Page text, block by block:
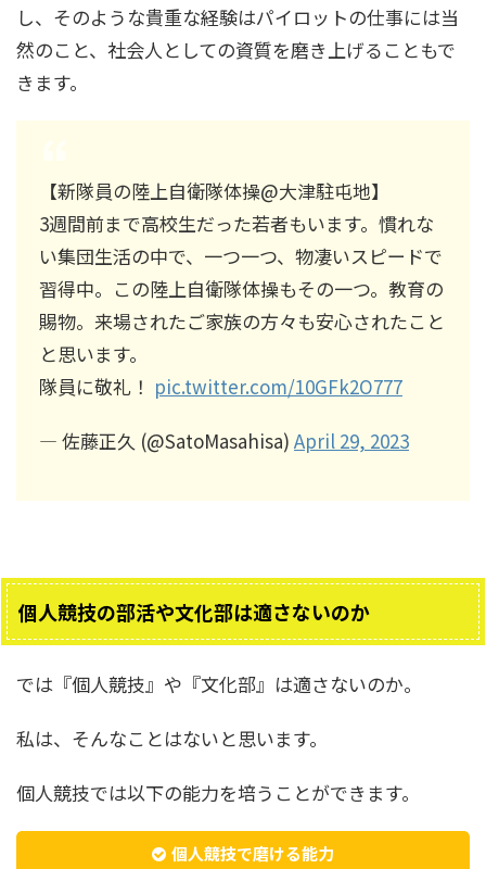
し、そのような貴重な経験はパイロットの仕事には当
然のこと、社会人としての資質を磨き上げることもで
きます。
【新隊員の陸上自衛隊体操@大津駐屯地】
3週間前まで高校生だった若者もいます。慣れな
い集団生活の中で、一つ一つ、物凄いスピードで
習得中。この陸上自衛隊体操もその一つ。教育の
賜物。来場されたご家族の方々も安心されたこと
と思います。
隊員に敬礼！ pic.twitter.com/10GFk2O777
— 佐藤正久 (@SatoMasahisa) April 29, 2023
個人競技の部活や文化部は適さないのか
では『個人競技』や『文化部』は適さないのか。
私は、そんなことはないと思います。
個人競技では以下の能力を培うことができます。
個人競技で磨ける能力